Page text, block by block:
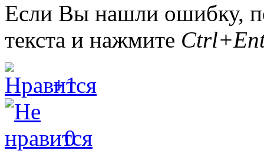
Если Вы нашли ошибку,
текста и нажмите
+1
0